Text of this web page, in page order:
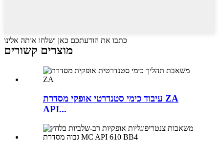
כתבו את הודעתכם כאן ושלחו אותה אלינו
מוצרים קשורים
עיבוד כימי סטנדרטי אופקי מסדרת ZA
API...